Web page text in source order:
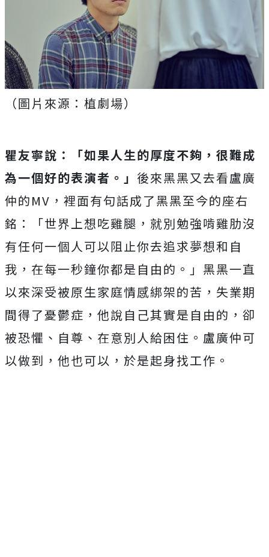
（圖片來源：植劇場）
瞿友寧說：「如果人生的厚度不夠，很難成
為一個好的表演者。」 後來黑黑又去看盧廣
仲的MV，裡面有句話成了黑黑至今的座右
銘：「世界上想吃雞腿，就別勉強啃雞肋沒
有任何一個人可以阻止你去追求夢想和自
我，在每一秒鐘你都是自由的。」黑黑一直
以來深受被原生家庭情感綁架的苦，失業期
間得了憂鬱症，他說自己其實是自由的，卻
被恐懼、自尊、在意別人給困住。盧廣仲可
以做到，他也可以，於是起身找工作。